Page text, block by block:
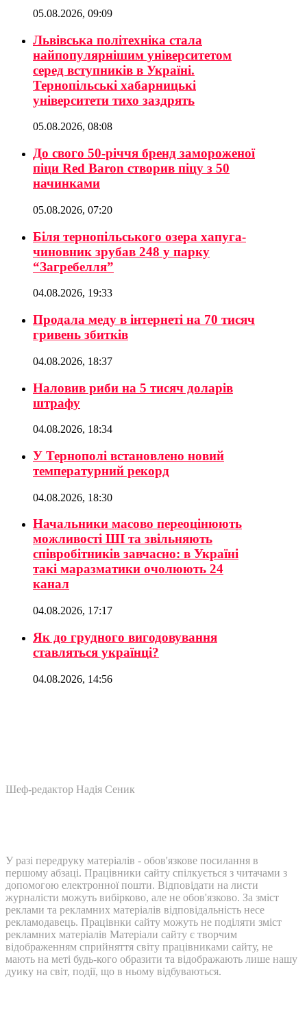
05.08.2026, 09:09
Львівська політехніка стала
найпопулярнішим університетом
серед вступників в Україні.
Тернопільські хабарницькі
університети тихо заздрять
05.08.2026, 08:08
До свого 50-річчя бренд замороженої
піци Red Baron створив піцу з 50
начинками
05.08.2026, 07:20
Біля тернопільського озера хапуга-
чиновник зрубав 248 у парку
“Загребелля”
04.08.2026, 19:33
Продала меду в інтернеті на 70 тисяч
гривень збитків
04.08.2026, 18:37
Наловив риби на 5 тисяч доларів
штрафу
04.08.2026, 18:34
У Тернополі встановлено новий
температурний рекорд
04.08.2026, 18:30
Начальники масово переоцінюють
можливості ШІ та звільняють
співробітників завчасно: в Україні
такі маразматики очолюють 24
канал
04.08.2026, 17:17
Як до грудного вигодовування
ставляться українці?
04.08.2026, 14:56
Шеф-редактор Надія Сеник
У разі передруку матеріалів - обов'язкове посилання в
першому абзаці. Працівники сайту спілкується з читачами з
допомогою електронної пошти. Відповідати на листи
журналісти можуть вибірково, але не обов'язково. За зміст
реклами та рекламних матеріалів відповідальність несе
рекламодавець. Працівнки сайту можуть не поділяти зміст
рекламних матеріалів Матеріали сайту є творчим
відображенням сприйняття світу працівниками сайту, не
мають на меті будь-кого образити та відображають лише нашу
дуику на світ, події, що в ньому відбуваються.